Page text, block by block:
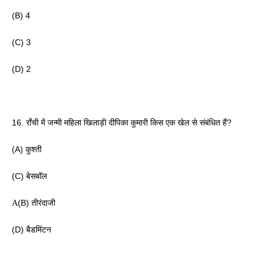
(B) 4
(C) 3
(D) 2
16. राँची में जन्मी महिला खिलाड़ी दीपिका कुमारी किस एक खेल से संबंधित हैं?
(A) कुश्ती
(C) बेसबॉल
A(B) तीरंदाजी
(D) बैडमिंटन